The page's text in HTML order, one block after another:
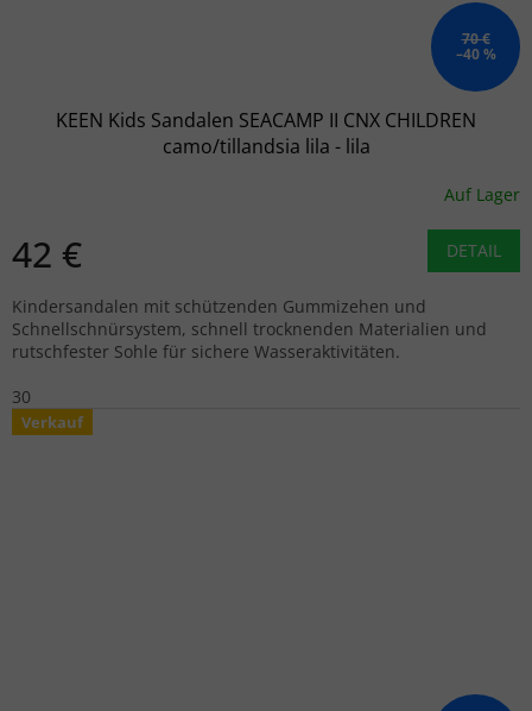
70 €
–40 %
KEEN Kids Sandalen SEACAMP II CNX CHILDREN
camo/tillandsia lila - lila
Auf Lager
42 € DETAIL
Kindersandalen mit schützenden Gummizehen und
Schnellschnürsystem, schnell trocknenden Materialien und
rutschfester Sohle für sichere Wasseraktivitäten.
30
Verkauf